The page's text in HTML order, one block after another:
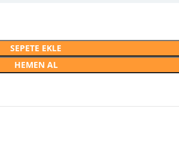
SEPETE EKLE
HEMEN AL